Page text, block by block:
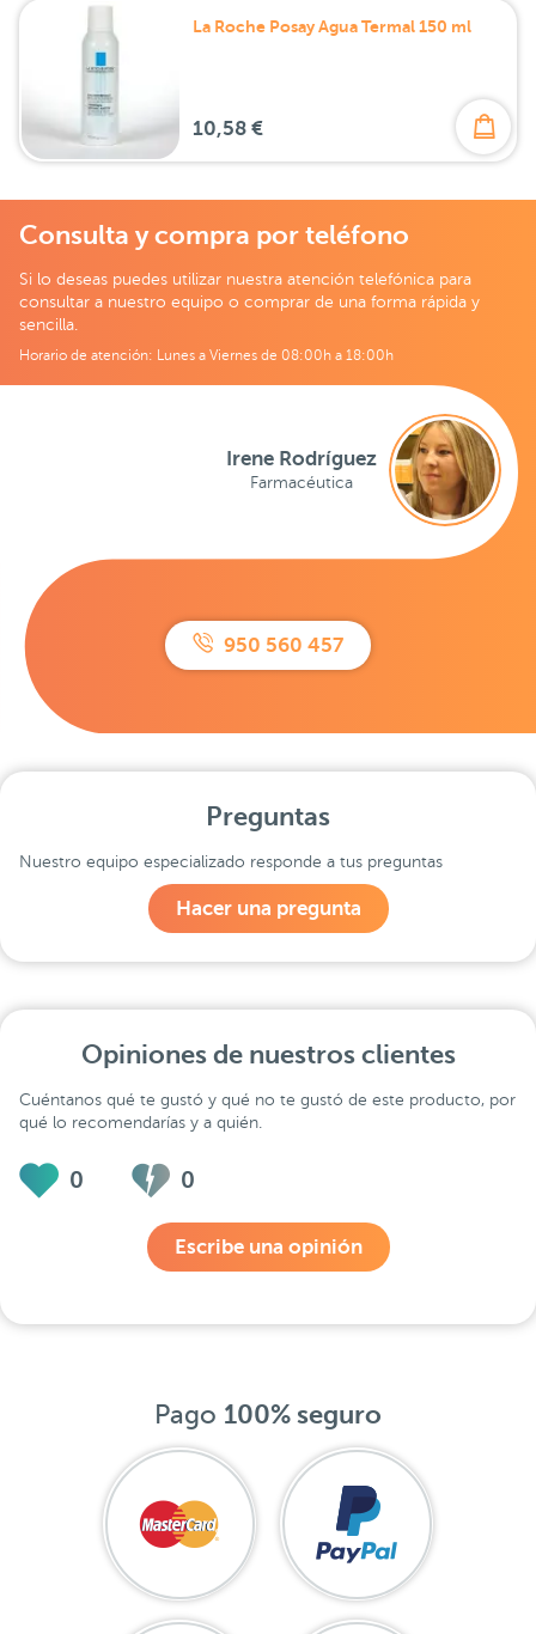
La Roche Posay Agua Termal 150 ml
10,58 €
Consulta y compra por teléfono
Si lo deseas puedes utilizar nuestra atención telefónica para
consultar a nuestro equipo o comprar de una forma rápida y
sencilla.
Horario de atención: Lunes a Viernes de 08:00h a 18:00h
950 560 457
Irene Rodríguez
Farmacéutica
Preguntas
Nuestro equipo especializado responde a tus preguntas
Hacer una pregunta
Opiniones de nuestros clientes
Cuéntanos qué te gustó y qué no te gustó de este producto, por
qué lo recomendarías y a quién.
0 0
Escribe una opinión
Pago 100% seguro